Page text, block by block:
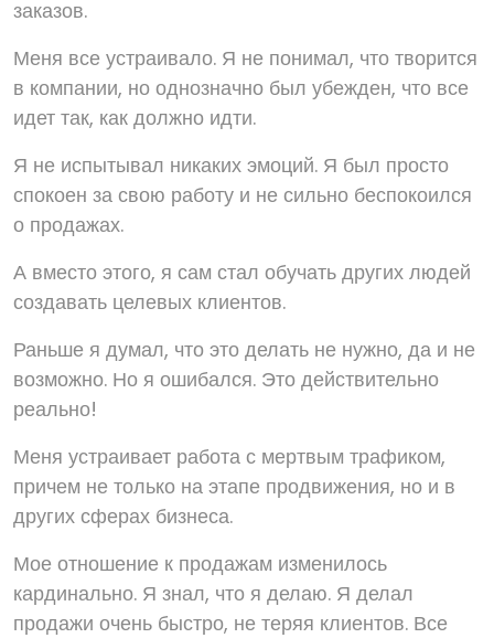
заказов.
Меня все устраивало. Я не понимал, что творится
в компании, но однозначно был убежден, что все
идет так, как должно идти.
Я не испытывал никаких эмоций. Я был просто
спокоен за свою работу и не сильно беспокоился
о продажах.
А вместо этого, я сам стал обучать других людей
создавать целевых клиентов.
Раньше я думал, что это делать не нужно, да и не
возможно. Но я ошибался. Это действительно
реально!
Меня устраивает работа с мертвым трафиком,
причем не только на этапе продвижения, но и в
других сферах бизнеса.
Мое отношение к продажам изменилось
кардинально. Я знал, что я делаю. Я делал
продажи очень быстро, не теряя клиентов. Все